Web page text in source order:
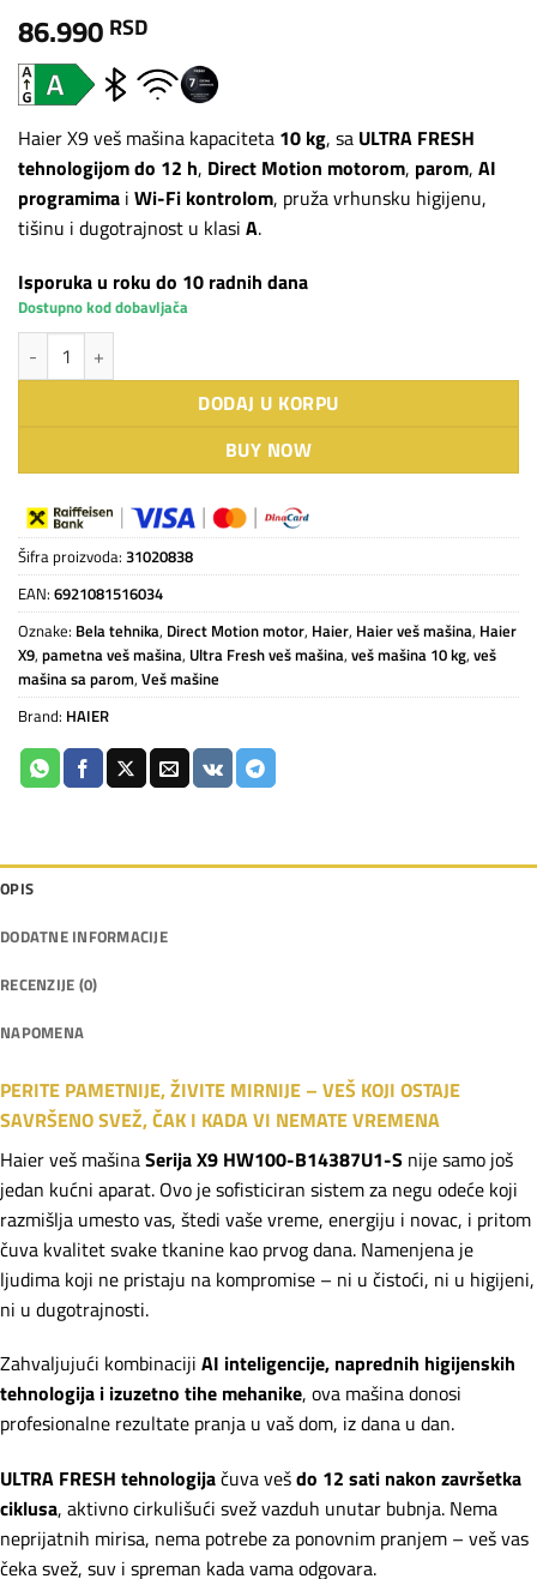
86.990 RSD
Haier X9 veš mašina kapaciteta 10 kg, sa ULTRA FRESH
tehnologijom do 12 h, Direct Motion motorom, parom, AI
programima i Wi-Fi kontrolom, pruža vrhunsku higijenu,
tišinu i dugotrajnost u klasi A.
Isporuka u roku do 10 radnih dana
Dostupno kod dobavljača
Haier veš mašina Serija X9 HW100-B14387U1-S količina
DODAJ U KORPU
BUY NOW
Šifra proizvoda: 31020838
EAN: 6921081516034
Oznake: Bela tehnika, Direct Motion motor, Haier, Haier veš mašina, Haier
X9, pametna veš mašina, Ultra Fresh veš mašina, veš mašina 10 kg, veš
mašina sa parom, Veš mašine
Brand: HAIER
OPIS
DODATNE INFORMACIJE
RECENZIJE (0)
NAPOMENA
PERITE PAMETNIJE, ŽIVITE MIRNIJE – VEŠ KOJI OSTAJE
SAVRŠENO SVEŽ, ČAK I KADA VI NEMATE VREMENA
Haier veš mašinaSerija X9 HW100-B14387U1-S nije samo još
jedan kućni aparat. Ovo je sofisticiran sistem za negu odeće koji
razmišlja umesto vas, štedi vaše vreme, energiju i novac, i pritom
čuva kvalitet svake tkanine kao prvog dana. Namenjena je
ljudima koji ne pristaju na kompromise – ni u čistoći, ni u higijeni,
ni u dugotrajnosti.
Zahvaljujući kombinaciji AI inteligencije, naprednih higijenskih
tehnologija i izuzetno tihe mehanike, ova mašina donosi
profesionalne rezultate pranja u vaš dom, iz dana u dan.
ULTRA FRESH tehnologijačuva vešdo 12 sati nakon završetka
ciklusa, aktivno cirkulišući svež vazduh unutar bubnja. Nema
neprijatnih mirisa, nema potrebe za ponovnim pranjem – veš vas
čeka svež, suv i spreman kada vama odgovara.